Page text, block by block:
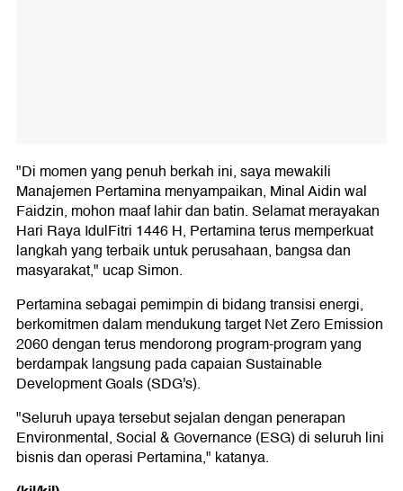
"Di momen yang penuh berkah ini, saya mewakili
Manajemen Pertamina menyampaikan, Minal Aidin wal
Faidzin, mohon maaf lahir dan batin. Selamat merayakan
Hari Raya IdulFitri 1446 H, Pertamina terus memperkuat
langkah yang terbaik untuk perusahaan, bangsa dan
masyarakat," ucap Simon.
Pertamina sebagai pemimpin di bidang transisi energi,
berkomitmen dalam mendukung target Net Zero Emission
2060 dengan terus mendorong program-program yang
berdampak langsung pada capaian Sustainable
Development Goals (SDG's).
"Seluruh upaya tersebut sejalan dengan penerapan
Environmental, Social & Governance (ESG) di seluruh lini
bisnis dan operasi Pertamina," katanya.